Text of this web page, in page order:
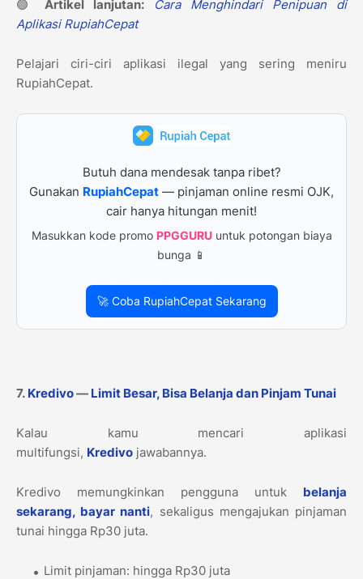
🟢 Artikel lanjutan:
Cara Menghindari Penipuan di
Aplikasi RupiahCepat
Pelajari ciri-ciri aplikasi ilegal yang sering meniru
RupiahCepat.
Butuh dana mendesak tanpa ribet?
Gunakan RupiahCepat — pinjaman online resmi OJK,
cair hanya hitungan menit!
Masukkan kode promo PPGGURUuntuk potongan biaya
bunga 📱
🚀 Coba RupiahCepat Sekarang
7. Kredivo— Limit Besar, Bisa Belanja dan Pinjam Tunai
Kalau kamu mencari aplikasi
multifungsi, Kredivo jawabannya.
Kredivo memungkinkan pengguna untuk belanja
sekarang, bayar nanti, sekaligus mengajukan pinjaman
tunai hingga Rp30 juta.
Limit pinjaman: hingga Rp30 juta